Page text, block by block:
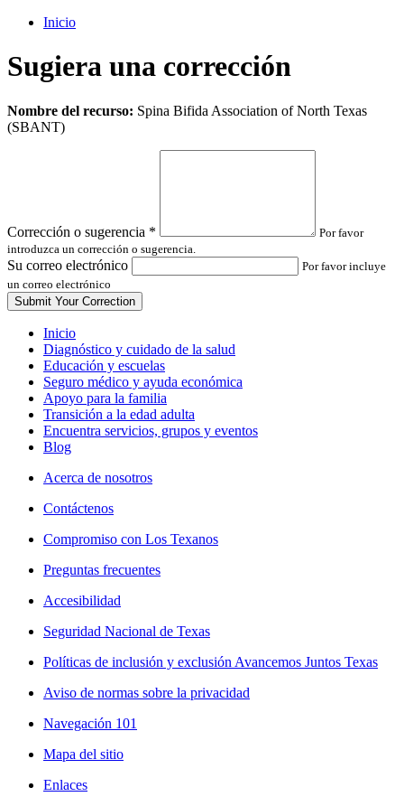
Inicio
Sugiera una corrección
Leave
this
Nombre del recurso: Spina Bifida Association of North Texas
(SBANT)
Corrección o sugerencia *
Por favor
introduzca un corrección o sugerencia.
Su correo electrónico
Por favor incluye
un correo electrónico
Inicio
Diagnóstico y cuidado de la salud
Educación y escuelas
Seguro médico y ayuda económica
Apoyo para la familia
Transición a la edad adulta
Encuentra servicios, grupos y eventos
Blog
Acerca de nosotros
Contáctenos
Compromiso con Los Texanos
Preguntas frecuentes
Accesibilidad
Seguridad Nacional de Texas
Políticas de inclusión y exclusión Avancemos Juntos Texas
Aviso de normas sobre la privacidad
Navegación 101
Mapa del sitio
Enlaces